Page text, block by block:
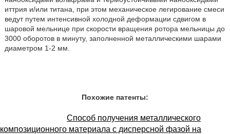
иттрия и/или титана, при этом механическое легирование смеси
ведут путем интенсивной холодной деформации сдвигом в
шаровой мельнице при скорости вращения ротора мельницы до
3000 оборотов в минуту, заполненной металлическими шарами
диаметром 1-2 мм.
Похожие патенты:
Способ получения металлического
композиционного материала с дисперсной фазой на